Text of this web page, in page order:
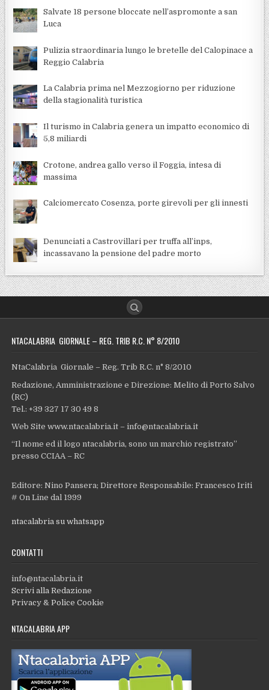
Salvate 18 persone bloccate nell’aspromonte a san
Luca
Pulizia straordinaria lungo le bretelle del Calopinace a
Reggio Calabria
La Calabria prima nel Mezzogiorno per riduzione
della stagionalità turistica
Il turismo in Calabria genera un impatto economico di
5,8 miliardi
Crotone, andrea gallo verso il Foggia, intesa di
massima
Calciomercato Cosenza, porte girevoli per gli innesti
Denunciati a Castrovillari per truffa all’inps,
incassavano la pensione del padre morto
NTACALABRIA GIORNALE – REG. TRIB R.C. N° 8/2010
NtaCalabria Giornale – Reg. Trib R.C. n° 8/2010
Redazione, Amministrazione e Direzione: Melito di Porto Salvo
(RC)
Tel.: +39 327 17 30 49 8
Web Site www.ntacalabria.it – info@ntacalabria.it
“Il nome ed il logo ntacalabria, sono un marchio registrato”
presso CCIAA – RC
Editore: Nino Pansera; Direttore Responsabile: Francesco Iriti
# On Line dal 1999
ntacalabria su whatsapp
CONTATTI
info@ntacalabria.it
Scrivi alla Redazione
Privacy & Police Cookie
NTACALABRIA APP